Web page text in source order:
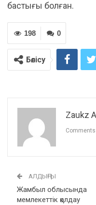
бастығы болған.
0
198
Бөлісу
Zaukz
Comments
АЛДЫҢҒЫ
Жамбыл облысында
мемлекеттік қолдау